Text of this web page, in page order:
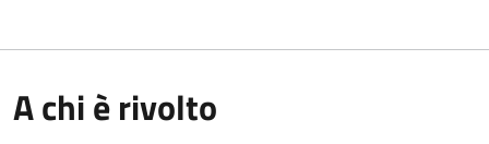
A chi è rivolto